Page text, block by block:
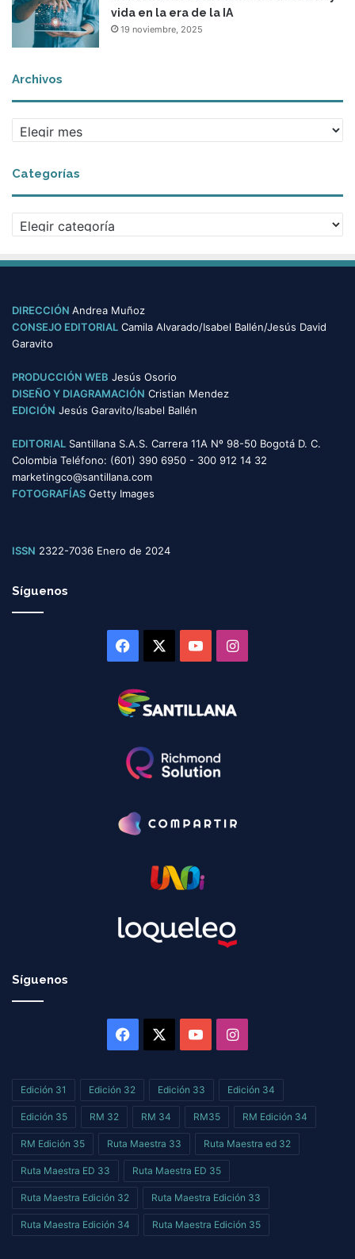
vida en la era de la IA
19 noviembre, 2025
Archivos
r
h
i
Categorías
a
e
o
r
s
DIRECCIÓN Andrea Muñoz
CONSEJO EDITORIAL Camila Alvarado/Isabel Ballén/Jesús David
Garavito
PRODUCCIÓN WEB Jesús Osorio
DISEÑO Y DIAGRAMACIÓN Cristian Mendez
EDICIÓN Jesús Garavito/Isabel Ballén
EDITORIAL Santillana S.A.S. Carrera 11A Nº 98-50 Bogotá D. C.
Colombia Teléfono: (601) 390 6950 - 300 912 14 32
marketingco@santillana.com
FOTOGRAFÍAS Getty Images
ISSN 2322-7036 Enero de 2024
Síguenos
Facebook YouTubeInstagram
Síguenos
Facebook YouTubeInstagram
Edición 31 Edición 32 Edición 33 Edición 34
Edición 35 RM 32 RM 34 RM35 RM Edición 34
RM Edición 35 Ruta Maestra 33 Ruta Maestra ed 32
Ruta Maestra ED 33 Ruta Maestra ED 35
Ruta Maestra Edición 32 Ruta Maestra Edición 33
Ruta Maestra Edición 34 Ruta Maestra Edición 35